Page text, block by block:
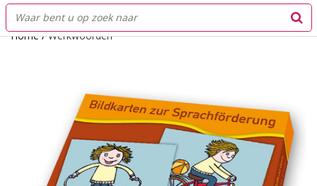
Home/Werkwoorden